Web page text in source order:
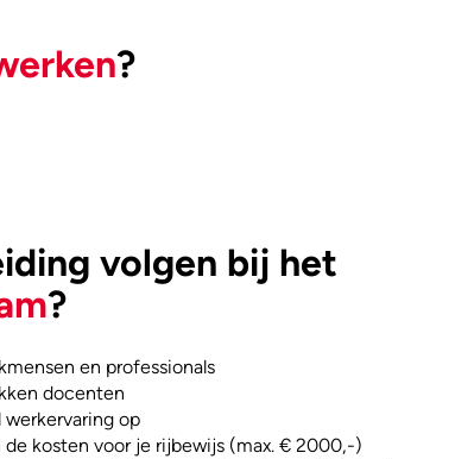
?
volgen bij het
?
en professionals
docenten
op
kosten voor je rijbewijs (max. € 2000,-)